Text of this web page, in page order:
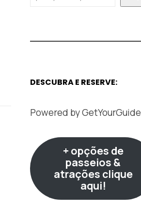
DESCUBRA E RESERVE:
Powered byGetYourGuide
+ opções de
passeios &
atrações clique
aqui!